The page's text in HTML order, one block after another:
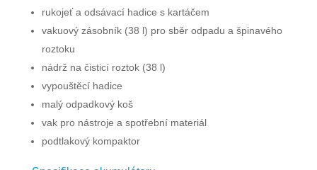
rukojeť a odsávací hadice s kartáčem
vakuový zásobník (38 l) pro sběr odpadu a špinavého
roztoku
nádrž na čisticí roztok (38 l)
vypouštěcí hadice
malý odpadkový koš
vak pro nástroje a spotřební materiál
podtlakový kompaktor